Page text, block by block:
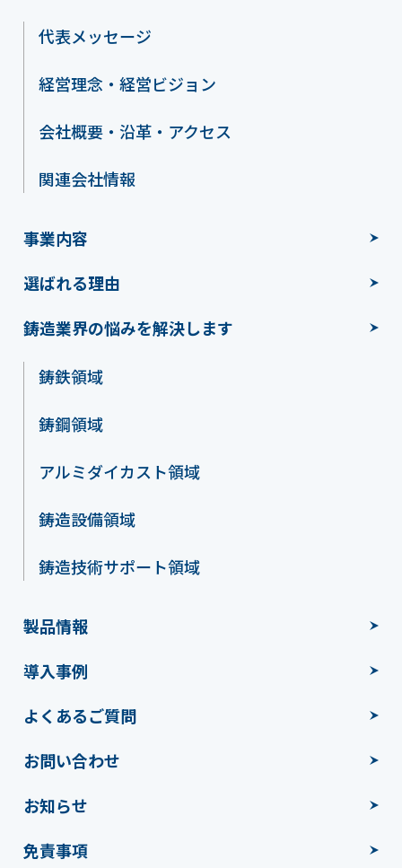
代表メッセージ
経営理念・経営ビジョン
会社概要・沿革・アクセス
関連会社情報
事業内容
選ばれる理由
鋳造業界の悩みを解決します
鋳鉄領域
鋳鋼領域
アルミダイカスト領域
鋳造設備領域
鋳造技術サポート領域
製品情報
導入事例
よくあるご質問
お問い合わせ
お知らせ
免責事項